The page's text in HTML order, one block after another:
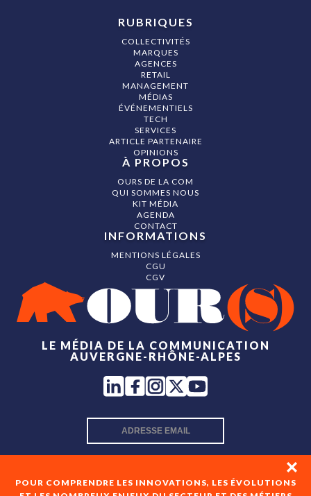
POUR COMPRENDRE LES INNOVATIONS, LES ÉVOLUTIONS
LE MÉDIA DE LA COMMUNICATION
AUVERGNE-RHÔNE-ALPES
RUBRIQUES
COLLECTIVITÉS
MARQUES
AGENCES
RETAIL
MANAGEMENT
MÉDIAS
ÉVÉNEMENTIELS
TECH
SERVICES
ARTICLE PARTENAIRE
OPINIONS
À PROPOS
OURS DE LA COM
QUI SOMMES NOUS
KIT MÉDIA
AGENDA
CONTACT
INFORMATIONS
MENTIONS LÉGALES
CGU
CGV